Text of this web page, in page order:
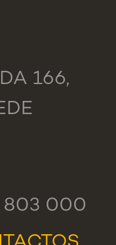
166,
803 000